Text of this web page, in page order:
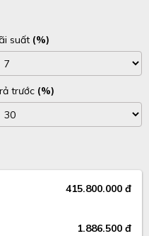
suất (%)
trước (%)
415.800.000 đ
1.886.500 đ